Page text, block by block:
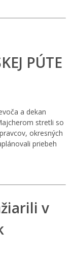
PÚTE
a dekan
stretli so
okresných
priebeh
v